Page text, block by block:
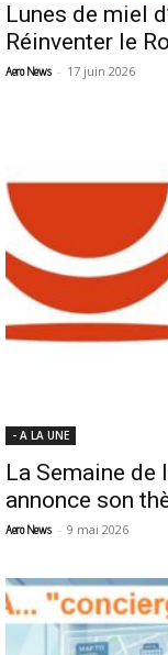
Lunes de miel
Réinventer le
Aero News - 17 juin 2026
- A LA UNE
La Semaine de
annonce son
Aero News - 9 mai 2026